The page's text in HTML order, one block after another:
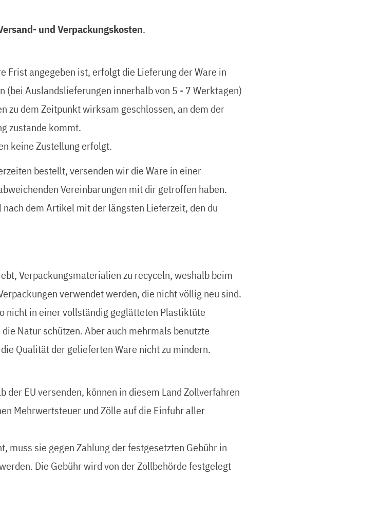
und Verpackungskosten.
Frist angegeben ist, erfolgt die Lieferung der Ware in
(bei Auslandslieferungen innerhalb von 5 - 7 Werktagen)
zu dem Zeitpunkt wirksam geschlossen, an dem der
zustande kommt.
keine Zustellung erfolgt.
bestellt, versenden wir die Ware in einer
Vereinbarungen mit dir getroffen haben.
dem Artikel mit der längsten Lieferzeit, den du
Verpackungsmaterialien zu recyceln, weshalb beim
verwendet werden, die nicht völlig neu sind.
nicht in einer vollständig geglätteten Plastiktüte
Natur schützen. Aber auch mehrmals benutzte
Qualität der gelieferten Ware nicht zu mindern.
der EU versenden, können in diesem Land Zollverfahren
Mehrwertsteuer und Zölle auf die Einfuhr aller
muss sie gegen Zahlung der festgesetzten Gebühr in
Die Gebühr wird von der Zollbehörde festgelegt